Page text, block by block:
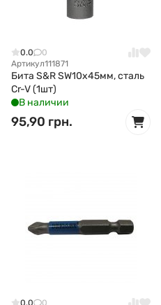
0.0
0
Артикул111871
Бита S&R SW10x45мм, сталь
Cr-V (1шт)
В наличии
95,90 грн.
0.0
0